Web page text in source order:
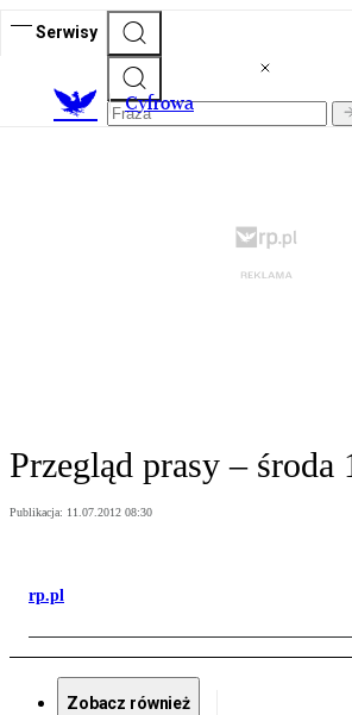
Serwisy
Cyfrowa
Przegląd prasy – środa
Publikacja: 11.07.2012 08:30
rp.pl
Zobacz również